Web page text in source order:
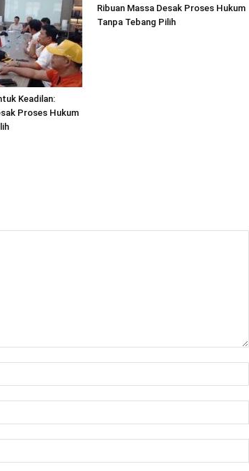
Keadilan:
Proses Hukum
Ribuan Massa Desak Proses Hukum
Tanpa Tebang Pilih